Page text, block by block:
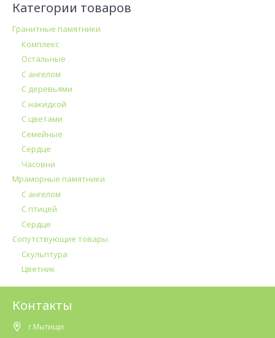
Категории товаров
Гранитные памятники
Комплекс
Остальные
С ангелом
С деревьями
С накидкой
С цветами
Семейные
Сердце
Часовни
Мраморные памятники
С ангелом
С птицей
Сердце
Сопутствующие товары
Скульптура
Цветник
Контакты
г.Мытищи